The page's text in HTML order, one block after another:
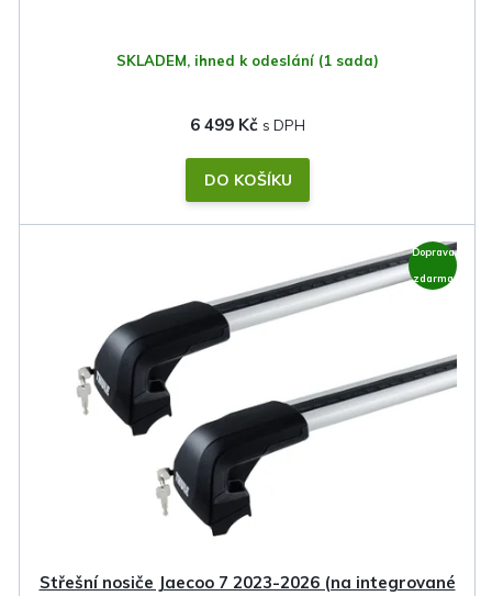
SKLADEM, ihned k odeslání (1 sada)
6 499 Kč
DO KOŠÍKU
Doprava
zdarma
Střešní nosiče Jaecoo 7 2023-2026 (na integrované